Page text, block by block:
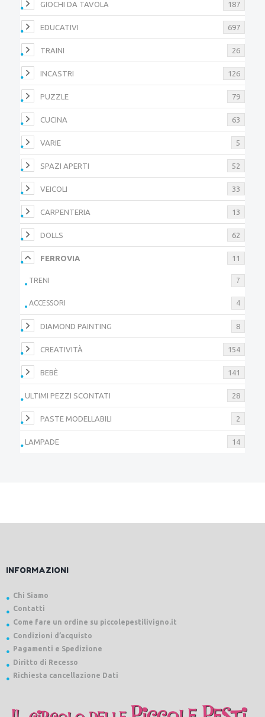
GIOCHI DA TAVOLA 187
EDUCATIVI 697
TRAINI 26
INCASTRI 126
PUZZLE 79
CUCINA 63
VARIE 5
SPAZI APERTI 52
VEICOLI 33
CARPENTERIA 13
DOLLS 62
FERROVIA 11
TRENI 7
ACCESSORI 4
DIAMOND PAINTING 8
CREATIVITÀ 154
BEBÈ 141
ULTIMI PEZZI SCONTATI 28
PASTE MODELLABILI 2
LAMPADE 14
INFORMAZIONI
Chi Siamo
Contatti
Come fare un ordine su piccolepestilivigno.it
Condizioni d’acquisto
Pagamenti e Spedizione
Diritto di Recesso
Richiesta cancellazione Dati